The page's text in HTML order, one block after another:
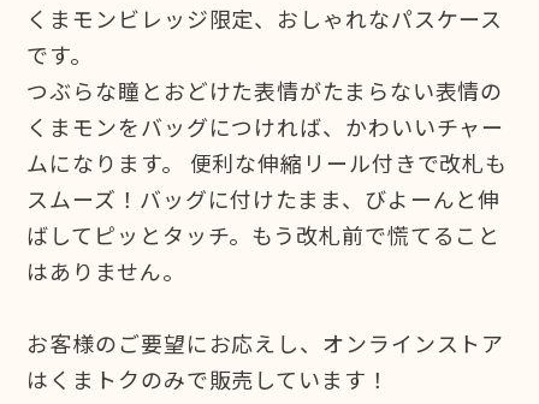
くまモンビレッジ限定、おしゃれなパスケース
です。
つぶらな瞳とおどけた表情がたまらない表情の
くまモンをバッグにつければ、かわいいチャー
ムになります。 便利な伸縮リール付きで改札も
スムーズ！バッグに付けたまま、びよーんと伸
ばしてピッとタッチ。もう改札前で慌てること
はありません。
お客様のご要望にお応えし、オンラインストア
はくまトクのみで販売しています！